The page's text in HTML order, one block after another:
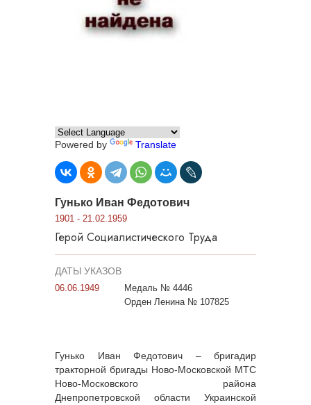
Powered by Translate
Гунько Иван Федотович
1901 - 21.02.1959
Герой Социалистического Труда
ДАТЫ УКАЗОВ
06.06.1949
Медаль № 4446
Орден Ленина № 107825
Гунько Иван Федотович – бригадир
тракторной бригады Ново-Московской МТС
Ново-Московского района
Днепропетровской области Украинской